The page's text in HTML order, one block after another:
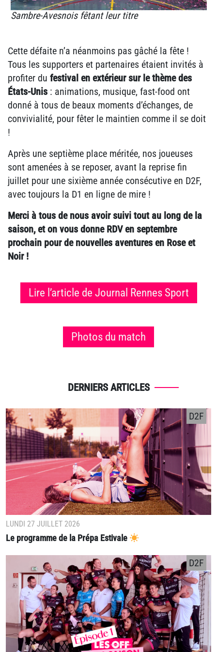
Sambre-Avesnois fêtant leur titre
Cette défaite n’a néanmoins pas gâché la fête !
Tous les supporters et partenaires étaient invités à
profiter du festival en extérieur sur le thème des
États-Unis : animations, musique, fast-food ont
donné à tous de beaux moments d’échanges, de
convivialité, pour fêter le maintien comme il se doit
!
Après une septième place méritée, nos joueuses
sont amenées à se reposer, avant la reprise fin
juillet pour une sixième année consécutive en D2F,
avec toujours la D1 en ligne de mire !
Merci à tous de nous avoir suivi tout au long de la
saison, et on vous donne RDV en septembre
prochain pour de nouvelles aventures en Rose et
Noir !
Lire l’article de Journal Rennes Sport
Photos du match
DERNIERS ARTICLES
LUNDI 27 JUILLET 2026
Le programme de la Prépa Estivale
D2F
D2F